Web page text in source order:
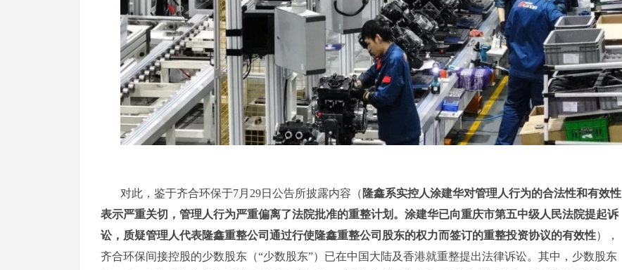
对此，鉴于齐合环保于7月29日公告所披露内容（ 隆鑫系实控人涂建华对管理人行为的合法性和有效性
表示严重关切，管理人行为严重偏离了法院批准的重整计划。涂建华已向重庆市第五中级人民法院提起诉
讼，质疑管理人代表隆鑫重整公司通过行使隆鑫重整公司股东的权力而签订的重整投资协议的有效性），
齐合环保间接控股的少数股东（“少数股东”）已在中国大陆及香港就重整提出法律诉讼。其中，少数股东